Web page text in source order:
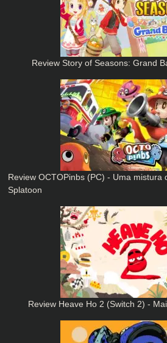
Review Story of Seasons: Grand
Review OCTOPinbs (PC) - Uma mistura
Splatoon
Review Heave Ho 2 (Switch 2) -